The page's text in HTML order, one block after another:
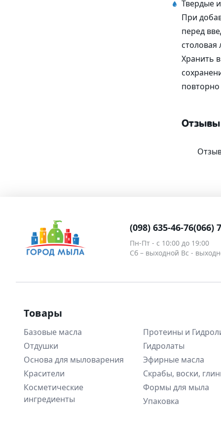
Твердые
При
перед
столовая
Хранить
повторно
Отзывы
(098) 635-46-76(066)
Пн-Пт - c 10:00 до 19:00
Сб – выходной Вс -
Товары
Базовые масла
Отдушки
Основа для мыловарения
Красители
Косметические
ингредиенты
Протеины и
Гидролаты
Эфирные масла
Скрабы, воски,
Формы для мыла
Упаковка